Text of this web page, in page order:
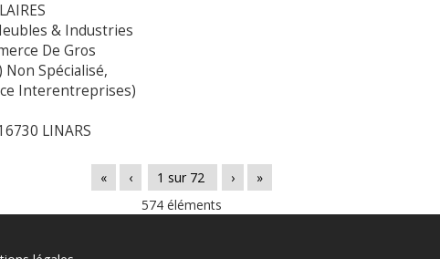
& Industries
De Gros
Spécialisé,
Interentreprises)
LINARS
« ‹ 1 sur 72 ›
»
574 éléments